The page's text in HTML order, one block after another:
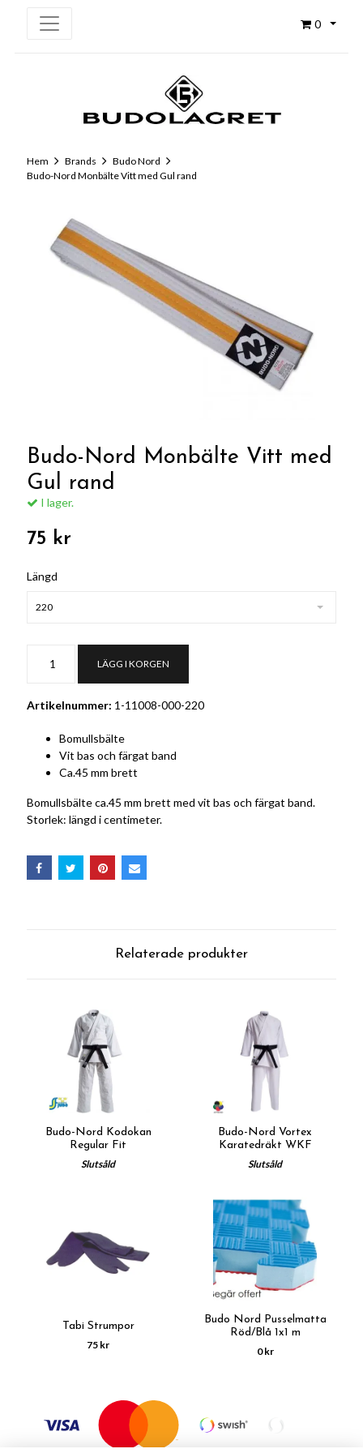
0
Hem Brands
Budo Nord
Budo-Nord Monbälte Vitt med Gul rand
Budo-Nord Monbälte Vitt med
Gul rand
I lager.
75 kr
Längd
220
LÄGG I KORGEN
Artikelnummer: 1-11008-000-220
Bomullsbälte
Vit bas och färgat band
Ca.45 mm brett
Bomullsbälte ca.45 mm brett med vit bas och färgat band.
Storlek: längd i centimeter.
Relaterade produkter
Budo-Nord Kodokan
Regular Fit
Slutsåld
Budo-Nord Vortex
Karatedräkt WKF
Slutsåld
Tabi Strumpor
75 kr
Budo Nord Pusselmatta
Röd/Blå 1x1 m
0 kr